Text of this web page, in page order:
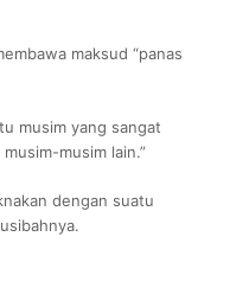
maksud “panas
musim yang sangat
musim lain.”
dengan suatu